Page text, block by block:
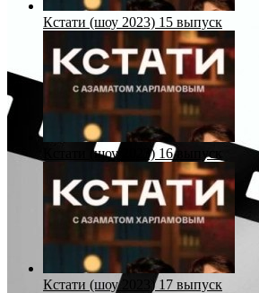
Кстати (шоу 2023) 15 выпуск
Кстати (шоу 2023) 16 выпуск
Кстати (шоу 2023) 17 выпуск